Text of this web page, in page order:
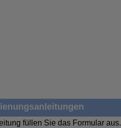
füllen Sie das Formular aus.